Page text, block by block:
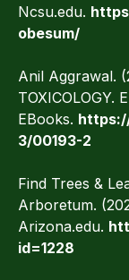
Ncsu.edu.
obesum/
Anil Aggrawal.
TOXICOLOGY.
EBooks.
3/00193-2
Find Trees &
Arboretum.
Arizona.edu.
id=1228